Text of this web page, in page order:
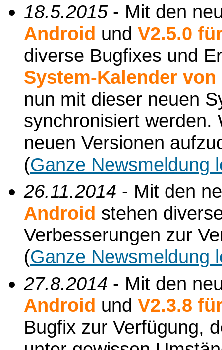
18.5.2015- Mit den
Android und V2.5.0
diverse Bugfixes und
System-Kalender
nun mit dieser neuen
synchronisiert werden.
neuen Versionen
(Ganze Newsmeldung
26.11.2014 - Mit den
Android stehen
Verbesserungen zur
(Ganze Newsmeldung
27.8.2014 - Mit den
Android und V2.3.8
Bugfix zur Verfügung,